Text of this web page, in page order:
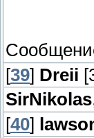
[39] Dreii
SirNikolas
[40]